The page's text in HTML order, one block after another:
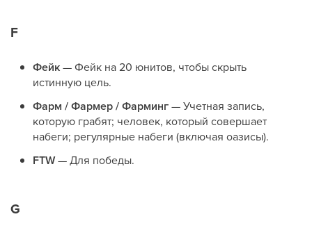
F
Фейк— Фейк на 20 юнитов, чтобы скрыть
истинную цель.
Фарм / Фармер / Фарминг— Учетная запись,
которую грабят; человек, который совершает
набеги; регулярные набеги (включая оазисы).
FTW— Для победы.
G